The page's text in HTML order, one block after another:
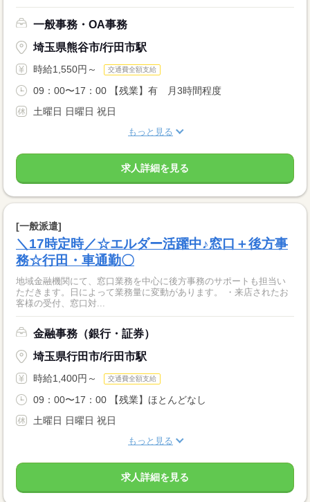
一般事務・OA事務
埼玉県熊谷市/行田市駅
時給1,550円～ 交通費全額支給
09：00〜17：00 【残業】有 月3時間程度
土曜日 日曜日 祝日
もっと見る
求人詳細を見る
[一般派遣]
＼17時定時／☆エルダー活躍中♪窓口＋後方事
務☆行田・車通勤〇
地域金融機関にて、窓口業務を中心に後方事務のサポートも担当い
ただきます。日によって業務量に変動があります。 ・来店されたお
客様の受付、窓口対...
金融事務（銀行・証券）
埼玉県行田市/行田市駅
時給1,400円～ 交通費全額支給
09：00〜17：00 【残業】ほとんどなし
土曜日 日曜日 祝日
もっと見る
求人詳細を見る